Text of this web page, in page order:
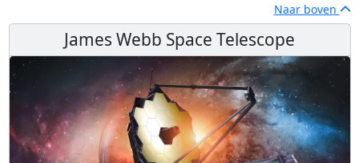
Naar boven
James Webb Space Telescope